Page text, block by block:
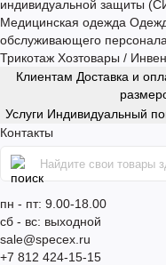
индивидуальной защиты
Медицинская одежда
обслуживающего персонала
Трикотаж Хозтовары /
Клиентам Доставка и
Услуги Индивидуальный
Контакты
пн - пт: 9.00-18.00
сб - вс: выходной
sale@specex.ru
+7 812 424-15-15